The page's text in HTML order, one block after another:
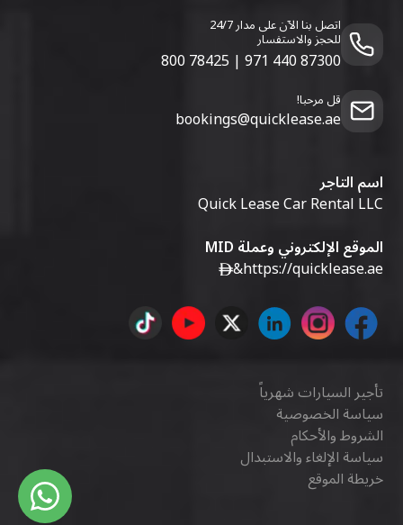
اتصل بنا الآن على مدار 24/7
للحجز والاستفسار
800 78425 | 971 440 87300
قل مرحبا!
bookings@quicklease.ae
اسم التاجر
Quick Lease Car Rental LLC
الموقع الإلكتروني وعملة MID
https://quicklease.ae
&
تأجير السيارات شهرياً
سياسة الخصوصية
الشروط والأحكام
سياسة الإلغاء والاستبدال
خريطة الموقع